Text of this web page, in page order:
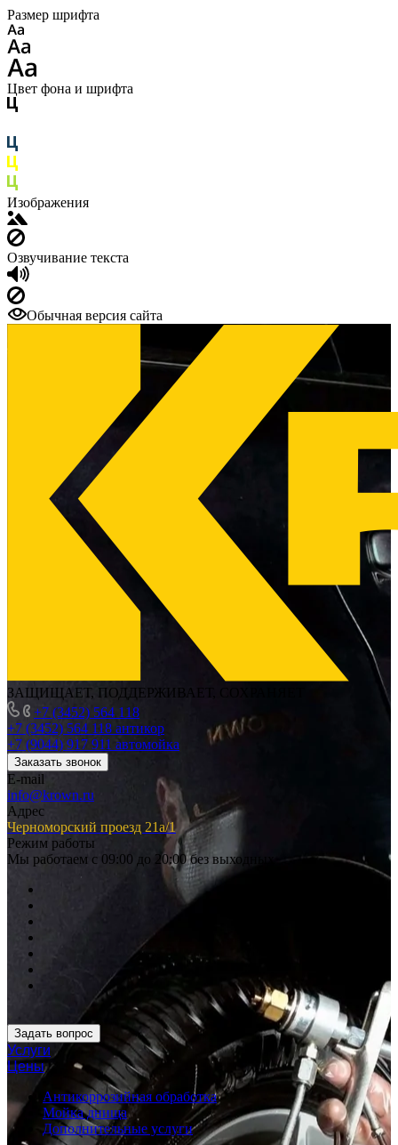
Размер шрифта
Цвет фона и шрифта
Изображения
Озвучивание текста
Обычная версия сайта
ЗАЩИЩАЕТ, ПОДДЕРЖИВАЕТ, СОХРАНЯЕТ
+7 (3452) 564 118
+7 (3452) 564 118 антикор
+7 (9044) 917 911 автомойка
Заказать звонок
E-mail
info@krown.ru
Адрес
Черноморский проезд 21а/1
Режим работы
Мы работаем с 09:00 до 20:00 без выходных
Задать вопрос
Услуги
Цены
Антикоррозийная обработка
Мойка днища
Дополнительные услуги